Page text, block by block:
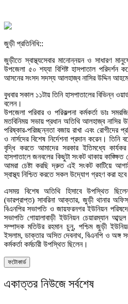
জুড়ী প্রতিনিধি::
জুড়ীতে স্বাস্থ্যসেবার মানোন্নয়ন ও সাধারণ
উপজেলা ৫০ শয্যা বিশিষ্ট হাসপাতাল পরিদর্শন
আসনের সংসদ সদস্য আলহাজ্ব নাসির উদ্দিন
বুধবার সকাল ১১টায় তিনি হাসপাতালের বিভিন্ন
বলেন।
উপজেলা পরিবার ও পরিকল্পনা কর্মকর্তা ডাঃ
মতবিনিময় সভায় প্রধান অতিথি আলহাজ্ব নাসির
পরিষ্কার-পরিচ্ছন্নতা বজায় রাখা এবং
ও নার্সদের বিশেষ নির্দেশনা প্রদান করেন। তিনি
বৃদ্ধি করতে আমাদের সরকার ইতিমধ্যে
হাসপাতালে জনবলের কিছুটা সংকট থাকায়
আমরা চেষ্টা করছি দ্রুত এই সংকট কাটিয়ে
স্বাস্থ্য নিশ্চিত করতে সকল উদ্যোগ গ্রহণ করা
এসময় বিশেষ অতিথি হিসাবে উপস্থিত
(ভারপ্রাপ্ত) সাবরিনা আক্তার, জুড়ী থানার
বিএনপির সভাপতি ও জায়ফরনগর ইউনিয়ন
সভাপতি গোয়ালাবাড়ী ইউনিয়ন চেয়ারম্যান
সম্পাদক মতিউর রহমান চুনু, পশ্চিম জুড়ী
ইসলাম, ডাক্তার অসিত দেবনাথ, বিএনপি ও অঙ্গ
কর্মকর্তা কর্মচারী উপস্থিত ছিলেন।
ফটোকার্ড
একাত্তর নিউজে সর্বশেষ